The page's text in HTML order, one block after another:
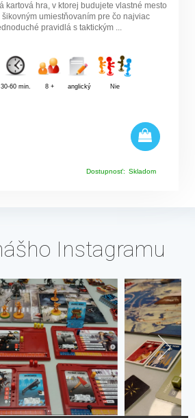
kartová hra, v ktorej budujete vlastné mesto
umiestňovaním pre čo najviac
pravidlá s taktickým ...
30-60 min. 8 + anglický Nie
Dostupnosť: Skladom
Instagramu